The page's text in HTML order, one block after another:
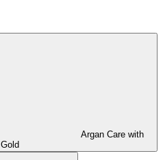
Argan Care with
Gold